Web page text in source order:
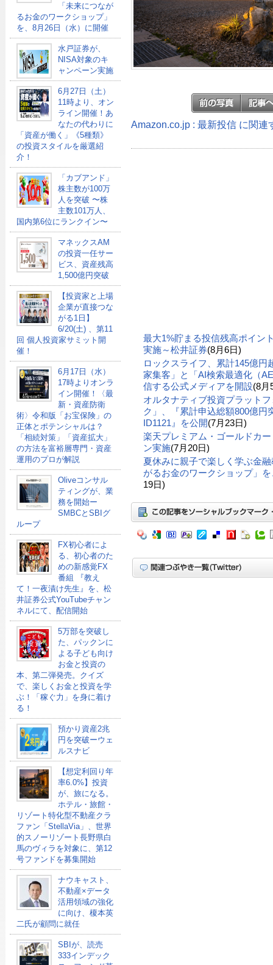
「未来につなが
るお金のワークショップ」
を、8月26日（水）に開催
水戸証券が、
NISA対象のキ
ャンペーン実施
6月27日（土）
11時より、オン
ライン開催！あ
なたの代わりに
「資産が働く」《5種類》
の投資スタイルを厳選紹
介！
「カブアンド」
株主数が100万
人を突破 〜株
主数101万人、
国内第6位にランクイン〜
マネックスAM
の投資一任サー
ビス、資産残高
1,500億円突破
【投資家と上場
企業が直接つな
がる1日】
6/20(土) 、第11
回 個人投資家サミット開
催！
6月17日（水）
17時よりオンラ
イン開催！〈最
新・資産防衛
術〉令和版「お宝保険」の
正体とポテンシャルは？
「相続対策」「資産拡大」
の方法を富裕層専門・資産
運用のプロが解説
Oliveコンサル
ティングが、業
務を開始ー
SMBCとSBIグ
ループ
FX初心者によ
る、初心者のた
めの新感覚FX
番組 『教え
て！一夜漬け先生』を、松
井証券公式YouTubeチャン
ネルにて、配信開始
5万部を突破し
た、パックンに
よる子ども向け
お金と投資の
本、第二弾発売。クイズ
で、楽しくお金と投資を学
ぶ！「稼ぐ力」を身に着け
る！
預かり資産2兆
円を突破ーウェ
ルスナビ
【想定利回り年
率6.0%】投資
が、旅になる。
ホテル・旅館・
リゾート特化型不動産クラ
ファン「StellaVia」、世界
的スノーリゾート長野県白
馬のヴィラを対象に、第12
号ファンドを募集開始
ナウキャスト、
不動産×データ
活用領域の強化
に向け、榎本英
二氏が顧問に就任
SBIが、読売
333インデック
Amazon.co.jp : 最新投信 に関連
最大1%貯まる投信残高ポイン
実施～松井証券(8月6日)
ロックスライフ、累計145億円
家集客」と「AI検索最適化（
信する公式メディアを開設(8月
オルタナティブ投資プラット
ク」、『累計申込総額800億円
ID1121』を公開(7月23日)
楽天プレミアム・ゴールドカ
ン実施(7月20日)
夏休みに親子で楽しく学ぶ金
がるお金のワークショップ」
19日)